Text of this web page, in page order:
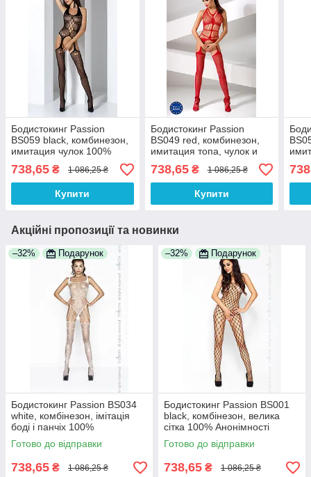
Бодистокинг Passion
BS059 black, комбинезон,
имитация чулок 100%
738,65 ₴ 1 086,25 ₴
Купити
Бодистокинг Passion
BS049 red, комбинезон,
имитация топа, чулок и
пояса 100% Анонімності
738,65₴ 1 086,25 ₴
Купити
Акційні пропозиції та новинки
–32% Подарунок
Бодистокинг Passion BS034
white, комбінезон, імітація
боді і панчіх 100%
Анонімності
Готово до відправки
738,65 ₴ 1 086,25 ₴
–32% Подарунок
Бодистокинг Passion BS001
black, комбінезон, велика
сітка 100% Анонімності
Готово до відправки
738,65 ₴ 1 086,25 ₴